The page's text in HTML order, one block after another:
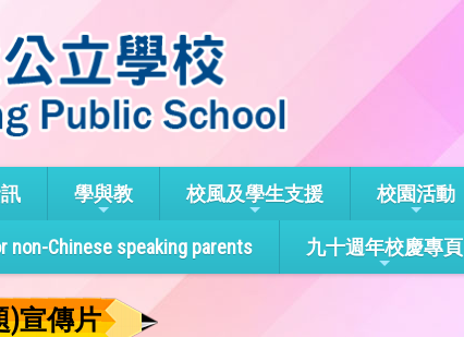
學與教 校風及學生支援 校園活動
non-Chinese speaking parents 九十週年校慶專頁
)宣傳片